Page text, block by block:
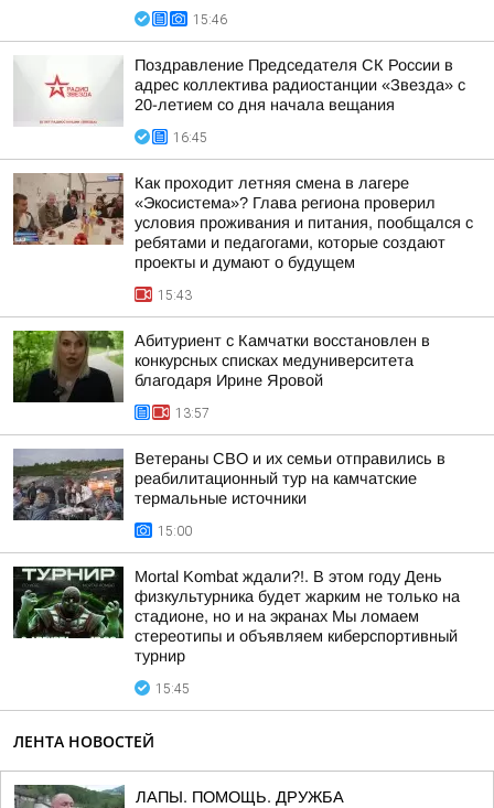
15:46
Поздравление Председателя СК России в
адрес коллектива радиостанции «Звезда» с
20-летием со дня начала вещания
16:45
Как проходит летняя смена в лагере
«Экосистема»? Глава региона проверил
условия проживания и питания, пообщался с
ребятами и педагогами, которые создают
проекты и думают о будущем
15:43
Абитуриент с Камчатки восстановлен в
конкурсных списках медуниверситета
благодаря Ирине Яровой
13:57
Ветераны СВО и их семьи отправились в
реабилитационный тур на камчатские
термальные источники
15:00
Mortal Kombat ждали?!. В этом году День
физкультурника будет жарким не только на
стадионе, но и на экранах Мы ломаем
стереотипы и объявляем киберспортивный
турнир
15:45
ЛЕНТА НОВОСТЕЙ
ЛАПЫ. ПОМОЩЬ. ДРУЖБА